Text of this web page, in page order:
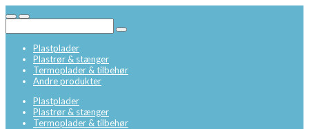
Plastplader
Plastrør & stænger
Termoplader & tilbehør
Andre produkter
Plastplader
Plastrør & stænger
Termoplader & tilbehør